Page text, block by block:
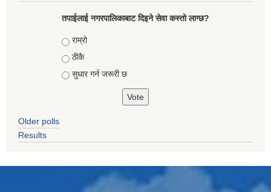
तपाईलाई नगरपालिकाबाट दिइने सेवा कस्तो लाग्छ?
Choices
राम्रो
ठीकै
सुधार गर्न जरूरी छ
Older polls
Results